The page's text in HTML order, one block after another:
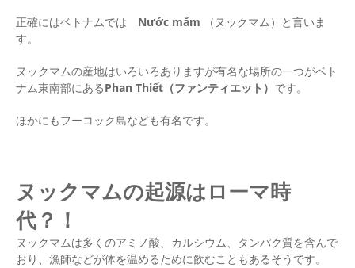
正確にはベトナムでは Nước mắm （ヌックマム）と言いま
す。
ヌックマムの産地はいろいろありますが有名な場所の一つがベト
ナム東南部にあるPhan Thiết（ファンティエット） です。
ほかにもフーコック島なども有名です。
ヌックマムの起源はローマ時
代？！
ヌックマムは多くのアミノ酸、カルシウム、タンパク質を含んで
おり、漁師などが体を温めるために飲むこともあるそうです。